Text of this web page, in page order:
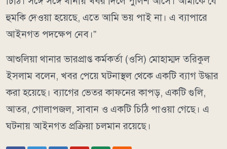
হুমকি দেওয়া হয়েছে, এতে আমি ভয় পাই না। এ ব্যাপারে
আইনগত পদক্ষেপ নেব।”
আশুলিয়া থানার ভারপ্রাপ্ত কর্মকর্তা (ওসি) মোহাম্মদ তরিকুল
ইসলাম বলেন, খবর পেয়ে ঘটনাস্থল থেকে একটি ব্যাগ উদ্ধার
করা হয়েছে। ব্যাগের ভেতর কাফনের কাপড়, একটি গুলি,
আতর, গোলাপজল, সাবান ও একটি চিঠি পাওয়া গেছে। এ
ঘটনায় আইনগত প্রক্রিয়া চলমান রয়েছে।